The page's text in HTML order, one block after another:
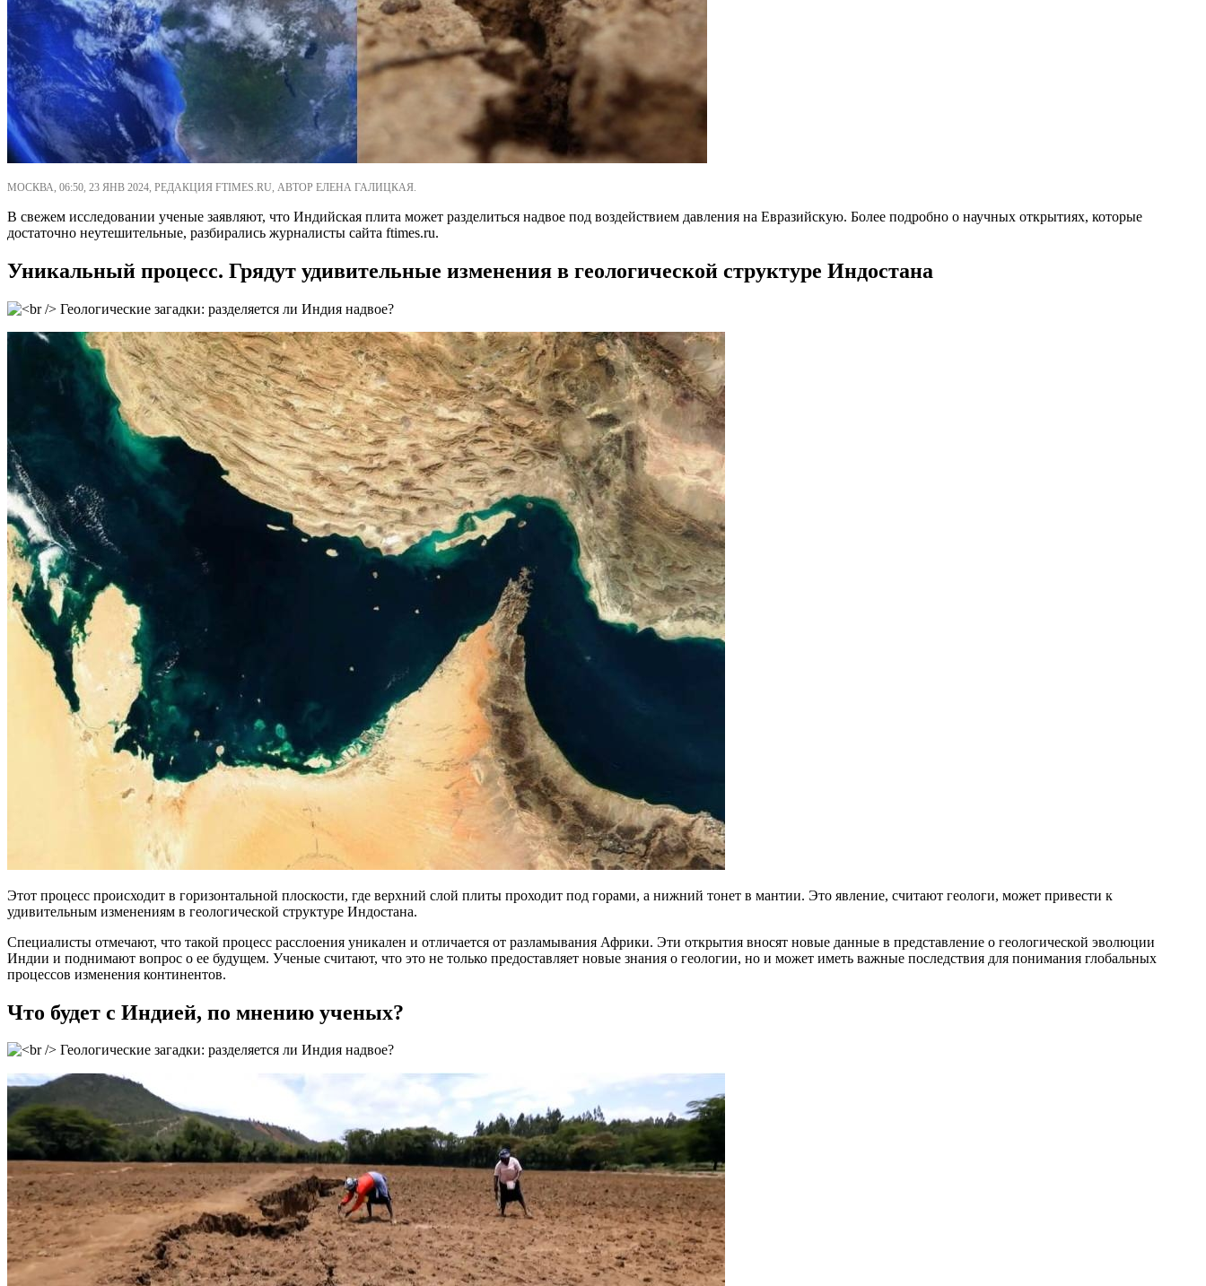
МОСКВА, 06:50, 23 ЯНВ 2024, РЕДАКЦИЯ FTIMES.RU, АВТОР ЕЛЕНА ГАЛИЦКАЯ.
В свежем исследовании ученые заявляют, что Индийская плита может разделиться надвое под воздействием давления на Евразийскую. Более подробно о научных открытиях, которые
достаточно неутешительные, разбирались журналисты сайта ftimes.ru.
Уникальный процесс. Грядут удивительные изменения в геологической структуре Индостана
Этот процесс происходит в горизонтальной плоскости, где верхний слой плиты проходит под горами, а нижний тонет в мантии. Это явление, считают геологи, может привести к
удивительным изменениям в геологической структуре Индостана.
Специалисты отмечают, что такой процесс расслоения уникален и отличается от разламывания Африки. Эти открытия вносят новые данные в представление о геологической эволюции
Индии и поднимают вопрос о ее будущем. Ученые считают, что это не только предоставляет новые знания о геологии, но и может иметь важные последствия для понимания глобальных
процессов изменения континентов.
Что будет с Индией, по мнению ученых?